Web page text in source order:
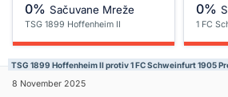
0% Sačuvane Mreže
TSG 1899 Hoffenheim II
0%
1 FC
TSG 1899 Hoffenheim II protiv 1 FC Schweinfurt 1905
8 November 2025